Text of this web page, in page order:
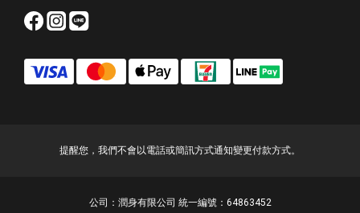
提醒您，我們不會以電話或簡訊方式通知變更付款方式。
公司：潤身有限公司 統一編號：64863452